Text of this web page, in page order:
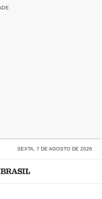
SEXTA, 7 DE AGOSTO DE 2026